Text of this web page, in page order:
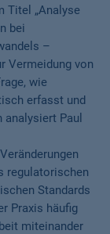
Titel „Analyse
bei
–
Vermeidung von
wie
erfasst und
Paul
regulatorischen
Standards
Praxis häufig
miteinander